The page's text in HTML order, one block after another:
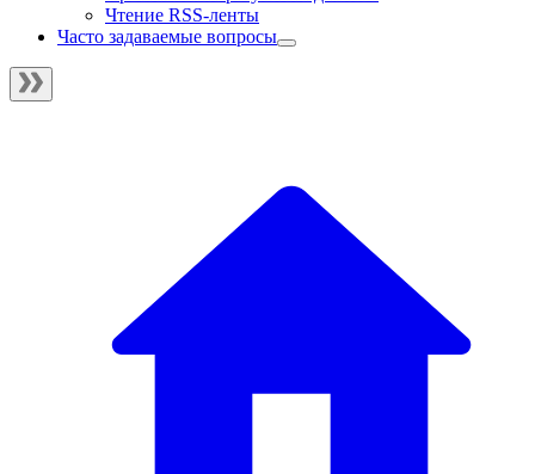
Чтение RSS-ленты
Часто задаваемые вопросы